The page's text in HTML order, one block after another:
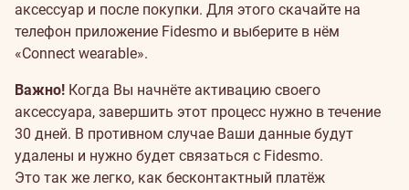
аксессуар и после покупки. Для этого скачайте на
телефон приложение Fidesmo и выберите в нём
«Connect wearable».
Важно! Когда Вы начнёте активацию своего
аксессуара, завершить этот процесс нужно в течение
30 дней. В противном случае Ваши данные будут
удалены и нужно будет связаться с Fidesmo.
Это так же легко, как бесконтактный платёж